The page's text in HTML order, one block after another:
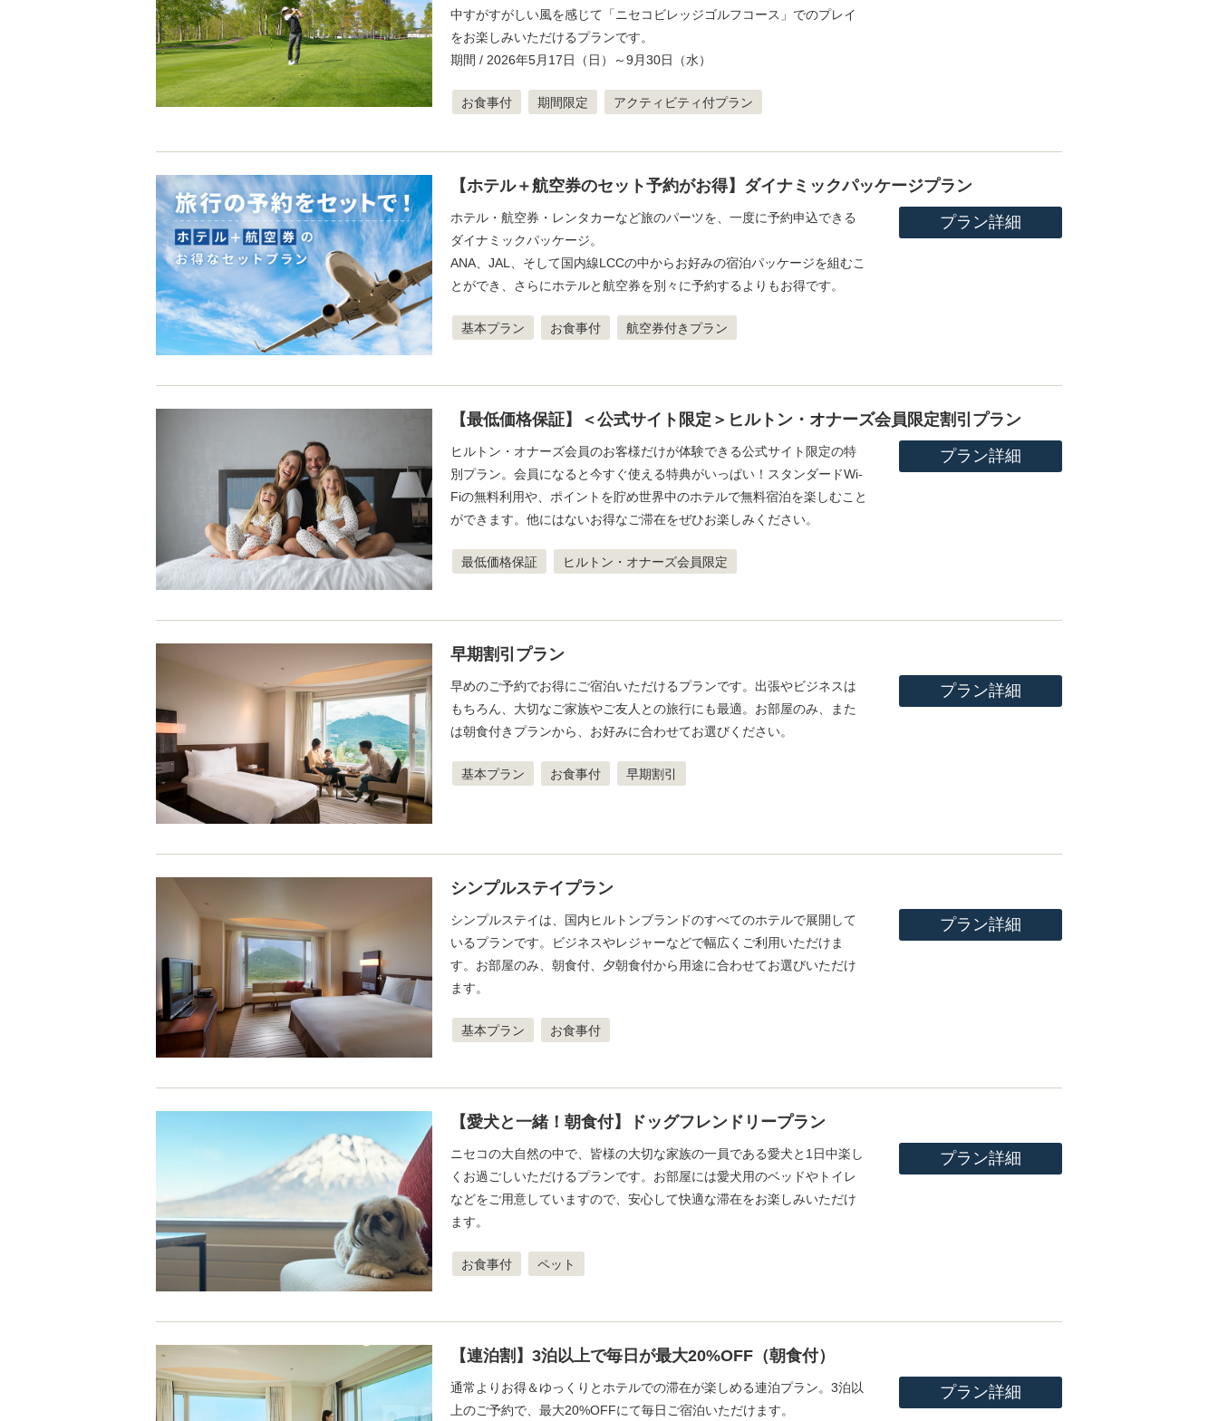
中すがすがしい風を感じて「ニセコビレッジゴルフコース」でのプレイ
をお楽しみいただけるプランです。
期間 / 2026年5月17日（日）～9月30日（水）
お食事付 期間限定 アクティビティ付プラン
【ホテル＋航空券のセット予約がお得】ダイナミックパッケージプラン
ホテル・航空券・レンタカーなど旅のパーツを、一度に予約申込できる
ダイナミックパッケージ。
ANA、JAL、そして国内線LCCの中からお好みの宿泊パッケージを組むこ
とができ、さらにホテルと航空券を別々に予約するよりもお得です。
基本プラン お食事付 航空券付きプラン
プラン詳細
【最低価格保証】＜公式サイト限定＞ヒルトン・オナーズ会員限定割引プラン
ヒルトン・オナーズ会員のお客様だけが体験できる公式サイト限定の特
別プラン。会員になると今すぐ使える特典がいっぱい！スタンダードWi-
Fiの無料利用や、ポイントを貯め世界中のホテルで無料宿泊を楽しむこと
ができます。他にはないお得なご滞在をぜひお楽しみください。
最低価格保証 ヒルトン・オナーズ会員限定
プラン詳細
早期割引プラン
早めのご予約でお得にご宿泊いただけるプランです。出張やビジネスは
もちろん、大切なご家族やご友人との旅行にも最適。お部屋のみ、また
は朝食付きプランから、お好みに合わせてお選びください。
基本プラン お食事付 早期割引
プラン詳細
シンプルステイプラン
シンプルステイは、国内ヒルトンブランドのすべてのホテルで展開して
いるプランです。ビジネスやレジャーなどで幅広くご利用いただけま
す。お部屋のみ、朝食付、夕朝食付から用途に合わせてお選びいただけ
ます。
基本プラン お食事付
プラン詳細
【愛犬と一緒！朝食付】ドッグフレンドリープラン
ニセコの大自然の中で、皆様の大切な家族の一員である愛犬と1日中楽し
くお過ごしいただけるプランです。お部屋には愛犬用のベッドやトイレ
などをご用意していますので、安心して快適な滞在をお楽しみいただけ
ます。
お食事付 ペット
プラン詳細
【連泊割】3泊以上で毎日が最大20%OFF（朝食付）
通常よりお得＆ゆっくりとホテルでの滞在が楽しめる連泊プラン。3泊以
上のご予約で、最大20%OFFにて毎日ご宿泊いただけます。
プラン詳細